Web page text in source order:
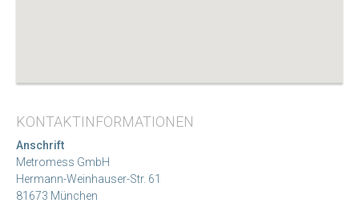
KONTAKTINFORMATIONEN
Anschrift
Metromess GmbH
Hermann-Weinhauser-Str. 61
81673 München